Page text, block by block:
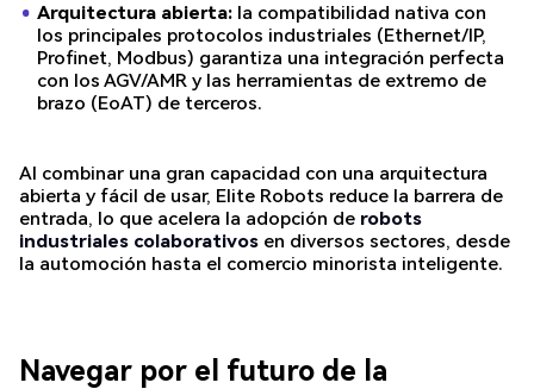
Arquitectura abierta: la compatibilidad nativa con
los principales protocolos industriales (Ethernet/IP,
Profinet, Modbus) garantiza una integración perfecta
con los AGV/AMR y las herramientas de extremo de
brazo (EoAT) de terceros.
Al combinar una gran capacidad con una arquitectura
abierta y fácil de usar, Elite Robots reduce la barrera de
entrada, lo que acelera la adopción de robots
industriales colaborativosen diversos sectores, desde
la automoción hasta el comercio minorista inteligente.
Navegar por el futuro de la